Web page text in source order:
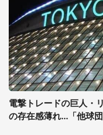
電撃トレードの巨人・
の存在感薄れ...「他球